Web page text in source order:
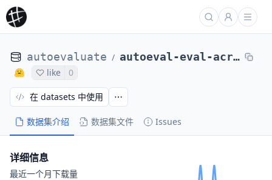
autoevaluate / autoeval-eval-acronym_identification-default-bfea23-43409145120
like 0
数据集介绍 数据集文件 Issues
在 datasets 中使用
详细信息
最近一个月下载量